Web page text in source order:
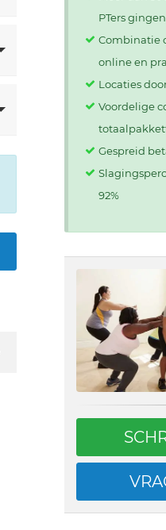
PTers
Combinatie
online en
Locaties
Voordelige
Gespreid
92%